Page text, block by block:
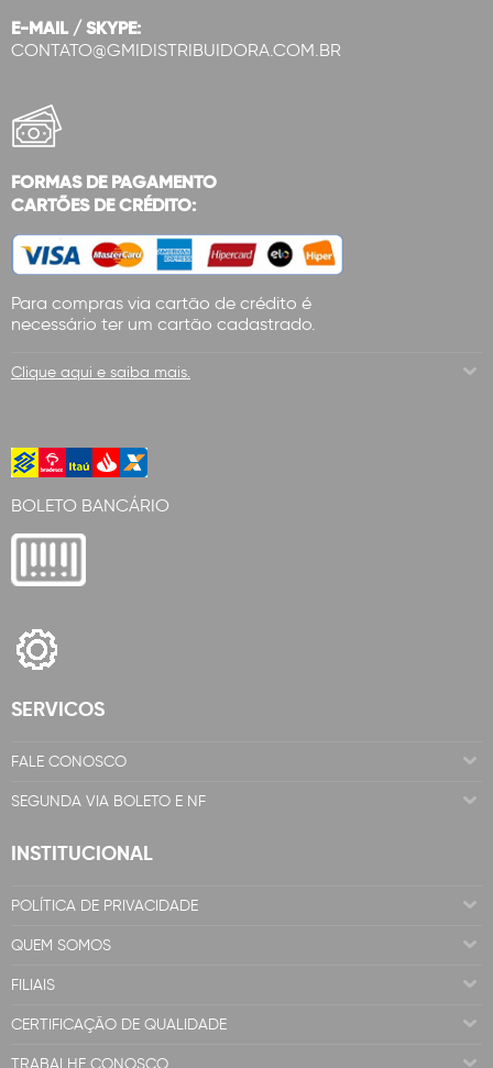
E-MAIL / SKYPE:
CONTATO@GMIDISTRIBUIDORA.COM.BR
FORMAS DE PAGAMENTO
CARTÕES DE CRÉDITO:
Para compras via cartão de crédito é
necessário ter um cartão cadastrado.
Clique aqui e saiba mais.
BOLETO BANCÁRIO
SERVICOS
FALE CONOSCO
SEGUNDA VIA BOLETO E NF
INSTITUCIONAL
POLÍTICA DE PRIVACIDADE
QUEM SOMOS
FILIAIS
CERTIFICAÇÃO DE QUALIDADE
TRABALHE CONOSCO